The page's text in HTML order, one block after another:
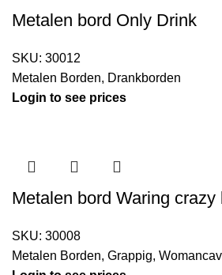
Metalen bord Only Drink
SKU: 30012
Metalen Borden, Drankborden
Login to see prices
Metalen bord Waring crazy
SKU: 30008
Metalen Borden, Grappig,